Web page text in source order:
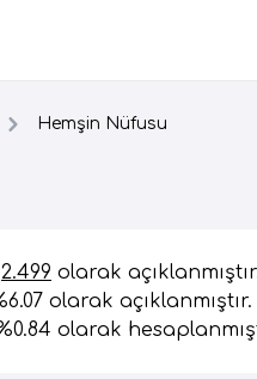
Hemşin Nüfusu
2.499 olarak
olarak
olarak